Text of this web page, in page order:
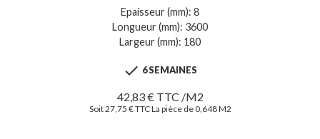
Epaisseur (mm): 8
Longueur (mm): 3600
Largeur (mm): 180
 6 SEMAINES
42,83 € TTC /M2
Soit 27,75 € TTC La pièce de 0,648 M2